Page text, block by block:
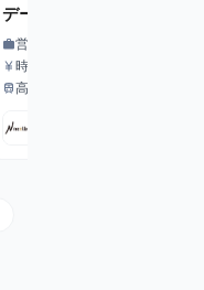
データ管理と営業実務を
ルス長期インターン
職種
work営業
給与
currency_yen時給 1,230円〜
最寄駅
train高松駅より徒歩4分